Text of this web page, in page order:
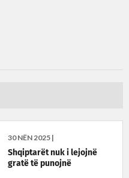
30 NËN 2025 |
Shqiptarët nuk i lejojnë
gratë të punojnë